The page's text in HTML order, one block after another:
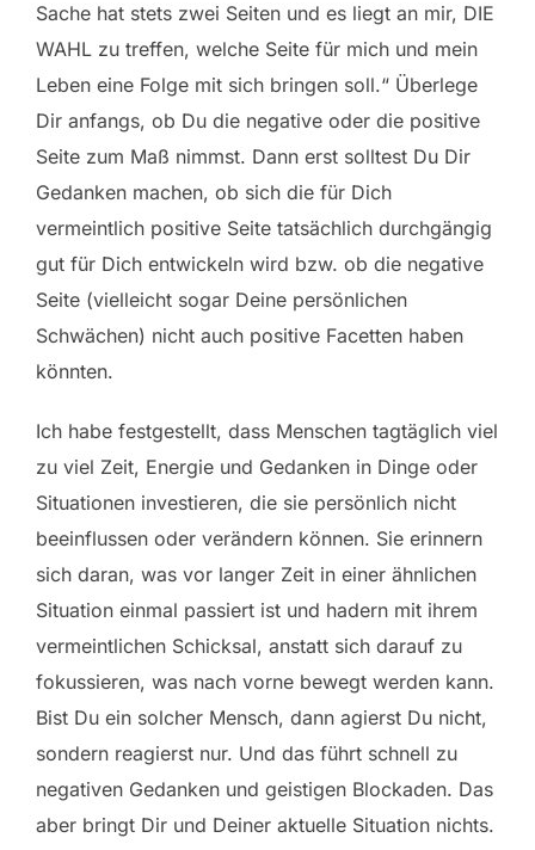
Sache hat stets zwei Seiten und es liegt an mir, DIE
WAHL zu treffen, welche Seite für mich und mein
Leben eine Folge mit sich bringen soll.“ Überlege
Dir anfangs, ob Du die negative oder die positive
Seite zum Maß nimmst. Dann erst solltest Du Dir
Gedanken machen, ob sich die für Dich
vermeintlich positive Seite tatsächlich durchgängig
gut für Dich entwickeln wird bzw. ob die negative
Seite (vielleicht sogar Deine persönlichen
Schwächen) nicht auch positive Facetten haben
könnten.
Ich habe festgestellt, dass Menschen tagtäglich viel
zu viel Zeit, Energie und Gedanken in Dinge oder
Situationen investieren, die sie persönlich nicht
beeinflussen oder verändern können. Sie erinnern
sich daran, was vor langer Zeit in einer ähnlichen
Situation einmal passiert ist und hadern mit ihrem
vermeintlichen Schicksal, anstatt sich darauf zu
fokussieren, was nach vorne bewegt werden kann.
Bist Du ein solcher Mensch, dann agierst Du nicht,
sondern reagierst nur. Und das führt schnell zu
negativen Gedanken und geistigen Blockaden. Das
aber bringt Dir und Deiner aktuelle Situation nichts.